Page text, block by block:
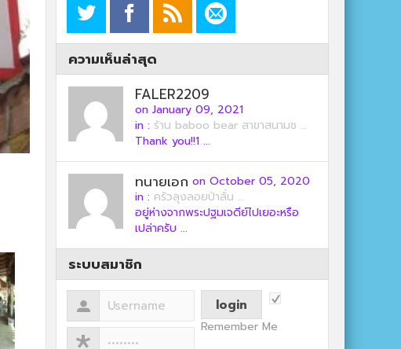
ความเห็นล่าสุด
FALER2209
on January 09, 2021
in : ร้าน baboo bear สาขาสนามช ...
Thank you!!1 ...
ทนายเอก on October 05, 2020
in : ครัวลุงลอยป่าลั่น ...
อยู่ห่างจากพระปฐมเจดีย์ไปเยอะหรือ
เปล่าครับ ...
ระบบสมาชิก
Remember Me